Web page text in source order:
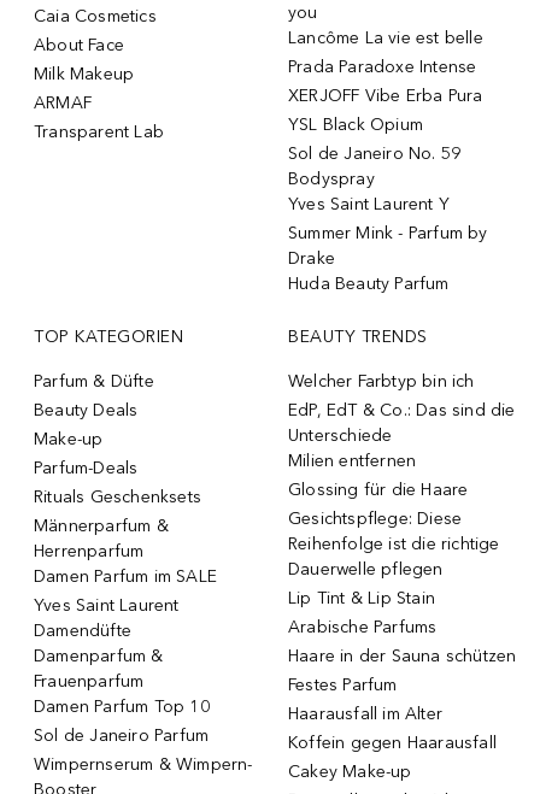
Caia Cosmetics
About Face
Milk Makeup
ARMAF
Transparent Lab
you
Lancôme La vie est belle
Prada Paradoxe Intense
XERJOFF Vibe Erba Pura
YSL Black Opium
Sol de Janeiro No. 59
Bodyspray
Yves Saint Laurent Y
Summer Mink - Parfum by
Drake
Huda Beauty Parfum
TOP KATEGORIEN
Parfum & Düfte
Beauty Deals
Make-up
Parfum-Deals
Rituals Geschenksets
Männerparfum &
Herrenparfum
Damen Parfum im SALE
Yves Saint Laurent
Damendüfte
Damenparfum &
Frauenparfum
Damen Parfum Top 10
Sol de Janeiro Parfum
Wimpernserum & Wimpern-
Booster
BEAUTY TRENDS
Welcher Farbtyp bin ich
EdP, EdT & Co.: Das sind die
Unterschiede
Milien entfernen
Glossing für die Haare
Gesichtspflege: Diese
Reihenfolge ist die richtige
Dauerwelle pflegen
Lip Tint & Lip Stain
Arabische Parfums
Haare in der Sauna schützen
Festes Parfum
Haarausfall im Alter
Koffein gegen Haarausfall
Cakey Make-up